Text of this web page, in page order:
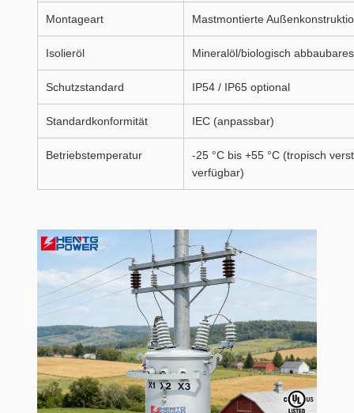
Montageart Mastmontierte
Isolieröl Mineralöl/biologisch
Schutzstandard IP54 / IP65 optional
Standardkonformität IEC (anpassbar)
Betriebstemperatur
-25 °C bis +55 °C (tropisch
verfügbar)